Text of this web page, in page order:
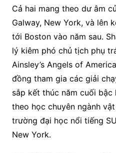
Cả hai mang theo dư âm
Galway, New York, và lên
tới Boston vào năm sau.
lý kiêm phó chủ tịch phụ
Ainsley’s Angels of
đồng tham gia các giải
sắp kết thúc năm cuối
theo học chuyên ngành
trường đại học nổi tiếng
New York.